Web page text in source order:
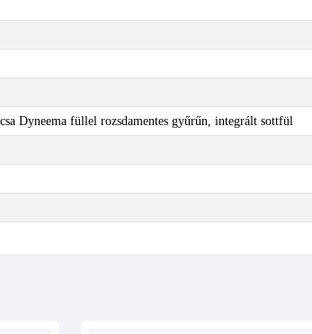
Dyneema füllel rozsdamentes gyűrűn, integrált sottfül